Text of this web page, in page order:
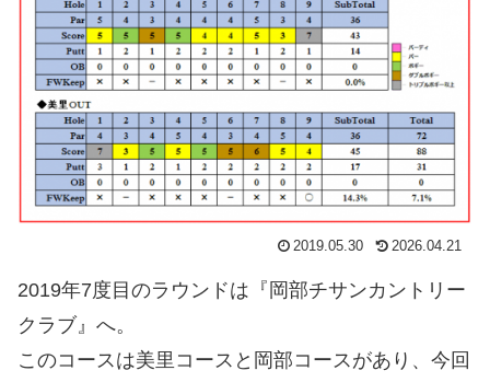
2019.05.30 2026.04.21
2019年7度目のラウンドは『岡部チサンカントリー
クラブ』へ。
このコースは美里コースと岡部コースがあり、今回